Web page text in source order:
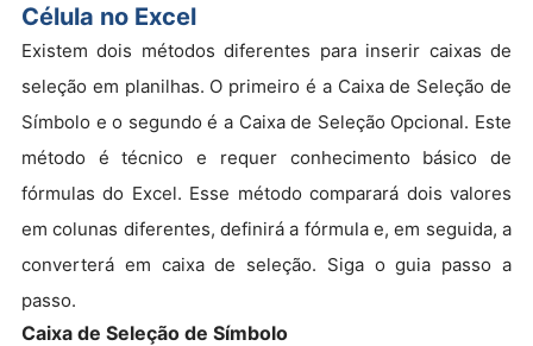
Célula no Excel
Existem dois métodos diferentes para inserir caixas de
seleção em planilhas. O primeiro é a Caixa de Seleção de
Símbolo e o segundo é a Caixa de Seleção Opcional. Este
método é técnico e requer conhecimento básico de
fórmulas do Excel. Esse método comparará dois valores
em colunas diferentes, definirá a fórmula e, em seguida, a
converterá em caixa de seleção. Siga o guia passo a
passo.
Caixa de Seleção de Símbolo